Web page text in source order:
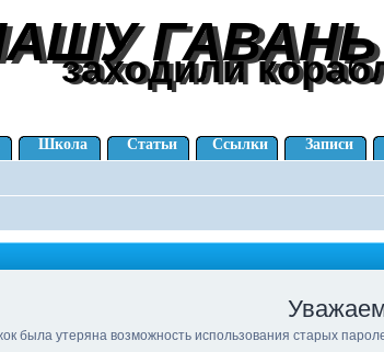
ГАВАНЬ
ГАВАНЬ
заходили
заходили
Школа Статьи Ссылки Записи
была утеряна возможность использования старых